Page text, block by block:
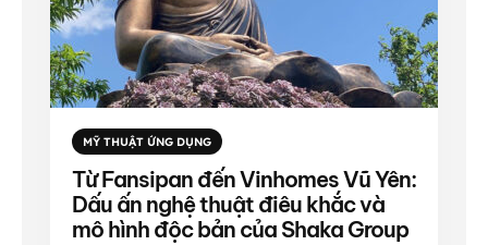
MỸ THUẬT ỨNG DỤNG
Từ Fansipan đến Vinhomes Vũ Yên:
Dấu ấn nghệ thuật điêu khắc và
mô hình độc bản của Shaka Group